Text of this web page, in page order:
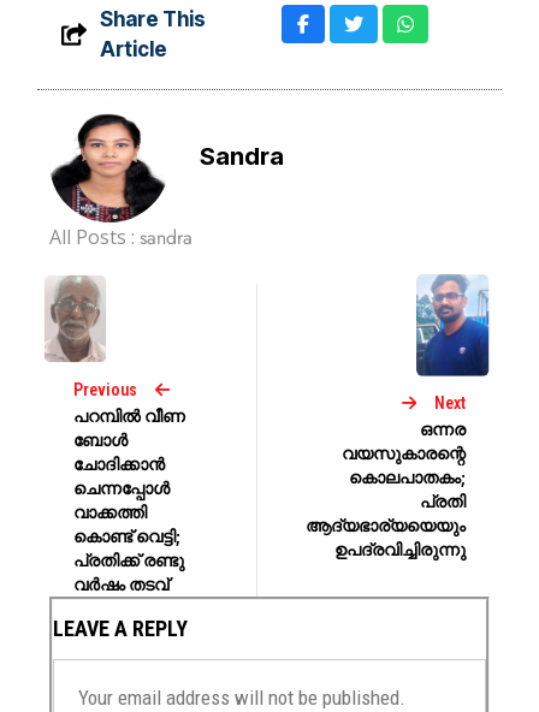
Share This
Article
Sandra
All Posts :sandra
Previous
പറമ്പിൽ വീണ
ബോൾ
ചോദിക്കാൻ
ചെന്നപ്പോൾ
വാക്കത്തി
കൊണ്ട് വെട്ടി;
പ്രതിക്ക് രണ്ടു
വർഷം തടവ്
Next
ഒന്നര
വയസുകാരന്റെ
കൊലപാതകം;
പ്രതി
ആദ്യഭാര്യയെയും
ഉപദ്രവിച്ചിരുന്നു
LEAVE A REPLY
Your email address will not be published.